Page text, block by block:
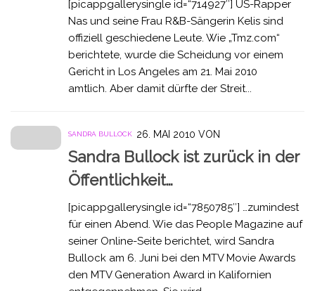
[picappgallerysingle id=“714927″] US-Rapper
Nas und seine Frau R&B-Sängerin Kelis sind
offiziell geschiedene Leute. Wie „Tmz.com“
berichtete, wurde die Scheidung vor einem
Gericht in Los Angeles am 21. Mai 2010
amtlich. Aber damit dürfte der Streit...
SANDRA BULLOCK 26. MAI 2010 VON
Sandra Bullock ist zurück in der
Öffentlichkeit…
[picappgallerysingle id=“7850785″] …zumindest
für einen Abend. Wie das People Magazine auf
seiner Online-Seite berichtet, wird Sandra
Bullock am 6. Juni bei den MTV Movie Awards
den MTV Generation Award in Kalifornien